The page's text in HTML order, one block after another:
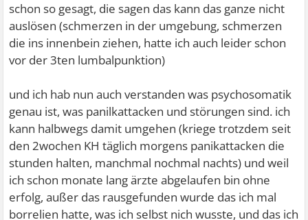
schon so gesagt, die sagen das kann das ganze nicht
auslösen (schmerzen in der umgebung, schmerzen
die ins innenbein ziehen, hatte ich auch leider schon
vor der 3ten lumbalpunktion)
und ich hab nun auch verstanden was psychosomatik
genau ist, was panilkattacken und störungen sind. ich
kann halbwegs damit umgehen (kriege trotzdem seit
den 2wochen KH täglich morgens panikattacken die
stunden halten, manchmal nochmal nachts) und weil
ich schon monate lang ärzte abgelaufen bin ohne
erfolg, außer das rausgefunden wurde das ich mal
borrelien hatte, was ich selbst nich wusste, und das ich